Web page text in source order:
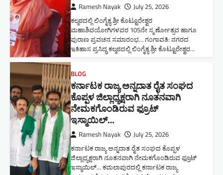
Ramesh Nayak July 25, 2026
ಕಲ್ಮಠದಲ್ಲಿ ಲಿಂಗೈಕ್ಯ ಶ್ರೀ ಕೊಟ್ಟೂರೇಶ್ವರ
ಮಹಾಶಿವಯೋಗಿಗಳವರ 105ನೇ ಸ್ಮ ರ್ಣೋತ್ಸವ ಹಾಗೂ
ಪುರಾಣ ಪ್ರವಚನ ಸಮಾರಂಭ​… ಗಂಗಾವತಿ: ನಗರದ
ಇತಿಹಾಸ ಪ್ರಸಿದ್ಧ ಕಲ್ಮಠದಲ್ಲಿ ಲಿಂಗೈಕ್ಯ ಶ್ರೀ ಕೊಟ್ಟೂರೇಶ್ವರ…
BLOG
ಕರ್ನಾಟಕ ರಾಜ್ಯ ಅನ್ನದಾತ ರೈತ ಸಂಘದ
ಕೊಪ್ಪಳ ಜಿಲ್ಲಾಧ್ಯಕ್ಷರಾಗಿ ನೂತನವಾಗಿ
ನೇಮಕಗೊಂಡಿರುವ ಫ್ರೂಟ್
ಇಸ್ಮಾಯಿಲ್…
Ramesh Nayak July 25, 2026
ಕರ್ನಾಟಕ ರಾಜ್ಯ ಅನ್ನದಾತ ರೈತ ಸಂಘದ ಕೊಪ್ಪಳ
ಜಿಲ್ಲಾಧ್ಯಕ್ಷರಾಗಿ ನೂತನವಾಗಿ ನೇಮಕಗೊಂಡಿರುವ ಫ್ರೂಟ್
ಇಸ್ಮಾಯಿಲ್… ಕಮಲಾಪುರದಲ್ಲಿ ಕರ್ನಾಟಕ ರಾಜ್ಯ